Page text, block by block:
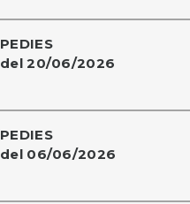
PEDIES
del 20/06/2026
PEDIES
del 06/06/2026